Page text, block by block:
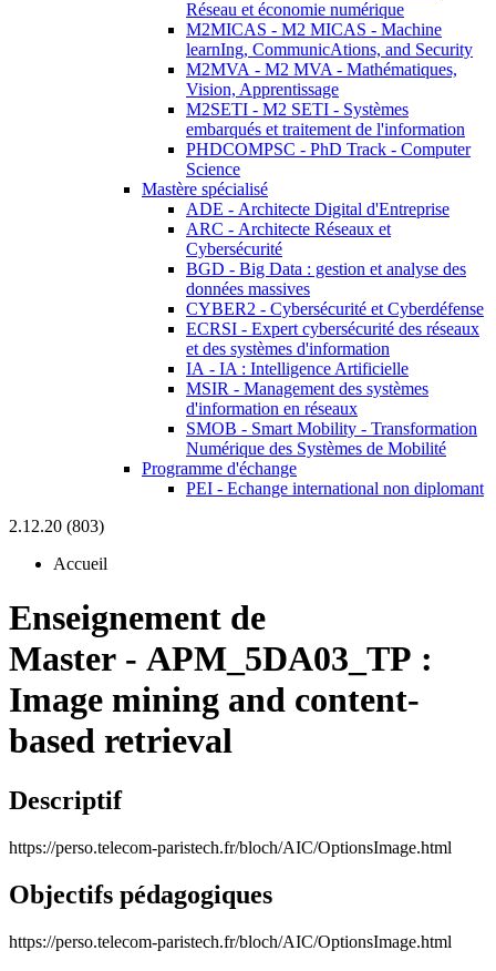
Réseau et économie numérique
M2MICAS - M2 MICAS - Machine
learnIng, CommunicAtions, and Security
M2MVA - M2 MVA - Mathématiques,
Vision, Apprentissage
M2SETI - M2 SETI - Systèmes
embarqués et traitement de l'information
PHDCOMPSC - PhD Track - Computer
Science
Mastère spécialisé
ADE - Architecte Digital d'Entreprise
ARC - Architecte Réseaux et
Cybersécurité
BGD - Big Data : gestion et analyse des
données massives
CYBER2 - Cybersécurité et Cyberdéfense
ECRSI - Expert cybersécurité des réseaux
et des systèmes d'information
IA - IA : Intelligence Artificielle
MSIR - Management des systèmes
d'information en réseaux
SMOB - Smart Mobility - Transformation
Numérique des Systèmes de Mobilité
Programme d'échange
PEI - Echange international non diplomant
2.12.20 (803)
Accueil
Enseignement de
Master - APM_5DA03_TP :
Image mining and content-
based retrieval
Descriptif
https://perso.telecom-paristech.fr/bloch/AIC/OptionsImage.html
Objectifs pédagogiques
https://perso.telecom-paristech.fr/bloch/AIC/OptionsImage.html